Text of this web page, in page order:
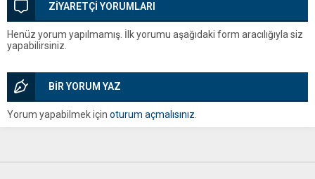
ZİYARETÇİ YORUMLARI
Henüz yorum yapılmamış. İlk yorumu aşağıdaki form aracılığıyla siz
yapabilirsiniz.
BİR YORUM YAZ
Yorum yapabilmek için oturum açmalısınız.